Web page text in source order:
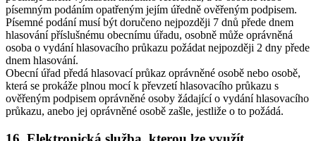
písemným podáním opatřeným jejím úředně ověřeným podpisem.
Písemné podání musí být doručeno nejpozději 7 dnů přede dnem
hlasování příslušnému obecnímu úřadu, osobně může oprávněná
osoba o vydání hlasovacího průkazu požádat nejpozději 2 dny přede
dnem hlasování.
Obecní úřad předá hlasovací průkaz oprávněné osobě nebo osobě,
která se prokáže plnou mocí k převzetí hlasovacího průkazu s
ověřeným podpisem oprávněné osoby žádající o vydání hlasovacího
průkazu, anebo jej oprávněné osobě zašle, jestliže o to požádá.